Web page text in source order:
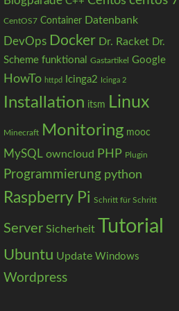
CentOS7 Container Datenbank
DevOps Docker Dr. Racket Dr.
Scheme funktional Gastartikel Google
HowTo httpd Icinga2 Icinga 2
Installation itsm Linux
Minecraft Monitoring mooc
MySQL owncloud PHP Plugin
Programmierung python
Raspberry Pi Schritt für Schritt
Server Sicherheit Tutorial
Ubuntu Update Windows
Wordpress